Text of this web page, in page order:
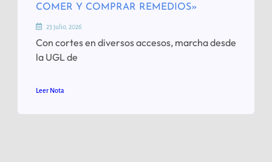
COMER Y COMPRAR REMEDIOS»
23 julio, 2026
Con cortes en diversos accesos, marcha desde
la UGL de
Leer Nota